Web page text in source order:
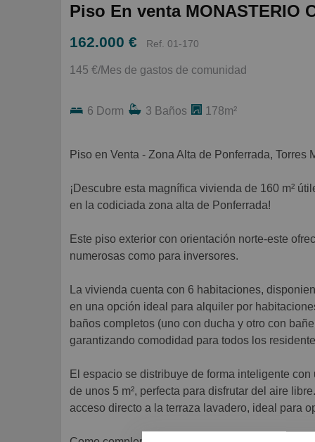
Piso En venta MONASTERIO
162.000 € Ref. 01-170
145 €/Mes de gastos de comunidad
6 Dorm 3 Baños 178m²
Piso en Venta - Zona Alta de Ponferrada, Torres
¡Descubre esta magnífica vivienda de 160 m²
en la codiciada zona alta de Ponferrada!
Este piso exterior con orientación norte-este
numerosas como para inversores.
La vivienda cuenta con 6 habitaciones,
en una opción ideal para alquiler por
baños completos (uno con ducha y otro con
garantizando comodidad para todos los
El espacio se distribuye de forma inteligente
de unos 5 m², perfecta para disfrutar del aire
acceso directo a la terraza lavadero, ideal para